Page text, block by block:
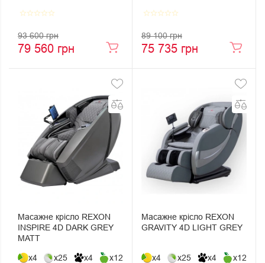
star_borderstar_borderstar_borderstar_borderstar_border
93 600 грн
79 560 грн
star_borderstar_borderstar_borderstar_borderstar_border
89 100 грн
75 735 грн
Масажне крісло REXON
INSPIRE 4D DARK GREY
MATT
x4 x25 x4 x12
Масажне крісло REXON
GRAVITY 4D LIGHT GREY
x4 x25 x4 x12